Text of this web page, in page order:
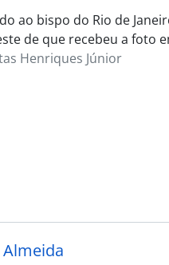
ao bispo do Rio de
de que recebeu a foto
Henriques Júnior